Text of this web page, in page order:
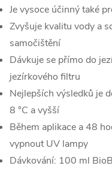
Je vysoce účinný také
Zvyšuje kvalitu vody a
samočištění
Dávkuje se přímo do
jezírkového filtru
Nejlepších výsledků je
8 °C a vyšší
Během aplikace a 48
vypnout UV lampy
Dávkování: 100 ml